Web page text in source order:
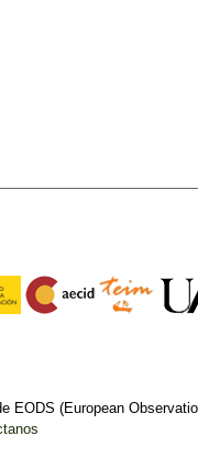
EODS (European